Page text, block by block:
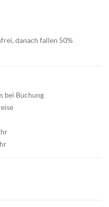
danach fallen 50%
bei Buchung